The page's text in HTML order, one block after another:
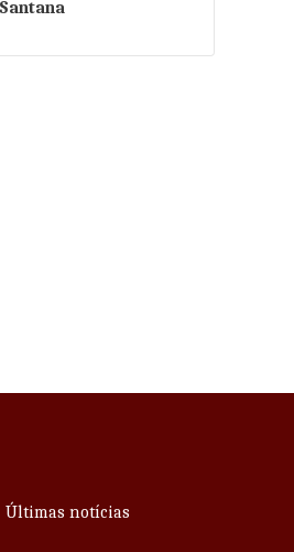
Últimas notícias